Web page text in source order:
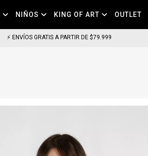
NIÑOS KING OF ART OUTLET
⚡ ENVÍOS GRATIS A PARTIR DE $79.999